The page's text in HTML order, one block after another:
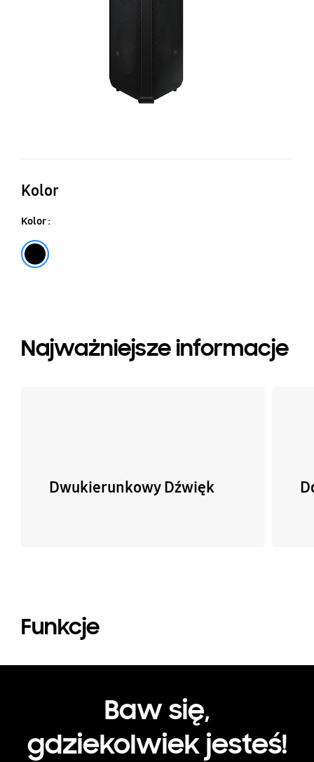
Kolor
Kolor :
Najważniejsze informacje
Dwukierunkowy Dźwięk
Funkcje
Baw się,
gdziekolwiek jesteś!